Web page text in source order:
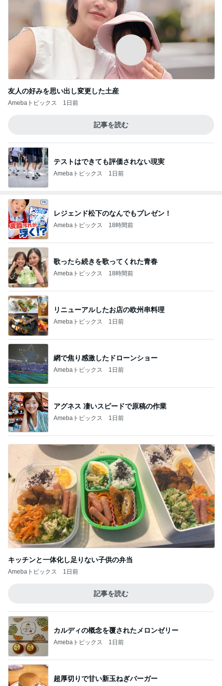
友人の好みを思い出し変更した土産
Amebaトピックス 1日前
記事を読む
テストはできても評価されない現実
Amebaトピックス 1日前
レジェンド松下のなんでもプレゼン！
Amebaトピックス 18時間前
歌ったら続きを歌ってくれた青春
Amebaトピックス 18時間前
リニューアルしたお店の欧州串料理
Amebaトピックス 1日前
網で焦り感激したドローンショー
Amebaトピックス 1日前
アグネス 凄いスピードで原稿の作業
Amebaトピックス 1日前
キッチンと一体化し足りない子供の弁当
Amebaトピックス 1日前
記事を読む
カルディの概念を覆されたメロンゼリー
Amebaトピックス 1日前
超厚切りで甘い新玉ねぎバーガー